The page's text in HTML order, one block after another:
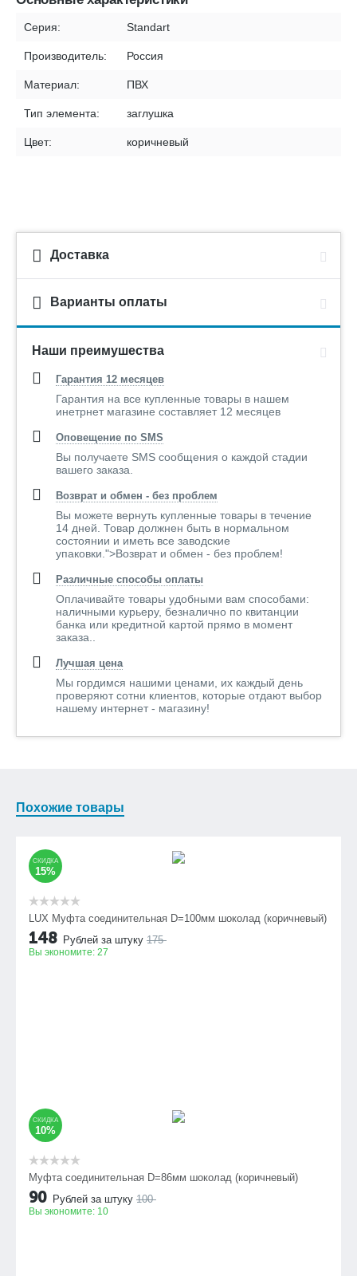
Серия: Standart
Производитель: Россия
Материал: ПВХ
Тип элемента: заглушка
Цвет: коричневый
Доставка
Варианты оплаты
Наши преимушества
Гарантия 12 месяцев
Гарантия на все купленные товары в нашем
инетрнет магазине составляет 12 месяцев
Оповещение по SMS
Вы получаете SMS сообщения о каждой стадии
вашего заказа.
Возврат и обмен - без проблем
Вы можете вернуть купленные товары в течение
14 дней. Товар должнен быть в нормальном
состоянии и иметь все заводские
упаковки.">Возврат и обмен - без проблем!
Различные способы оплаты
Оплачивайте товары удобными вам способами:
наличными курьеру, безналично по квитанции
банка или кредитной картой прямо в момент
заказа..
Лучшая цена
Мы гордимся нашими ценами, их каждый день
проверяют сотни клиентов, которые отдают выбор
нашему интернет - магазину!
Похожие товары
СКИДКА
15%
LUX Муфта соединительная D=100мм шоколад (коричневый)
148 Рублей за штуку 175
Вы экономите: 27
СКИДКА
10%
Муфта соединительная D=86мм шоколад (коричневый)
90 Рублей за штуку 100
Вы экономите: 10